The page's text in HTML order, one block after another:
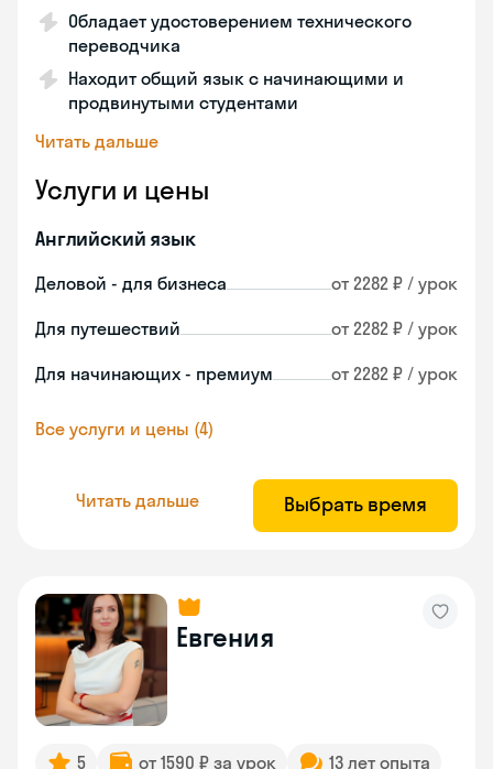
Обладает удостоверением технического
переводчика
Находит общий язык с начинающими и
продвинутыми студентами
Читать дальше
Услуги и цены
Английский язык
Деловой - для бизнеса от 2282 ₽ / урок
Для путешествий от 2282 ₽ / урок
Для начинающих - премиум от 2282 ₽ / урок
Все услуги и цены (4)
Читать дальше Выбрать время
Евгения
5 от 1590 ₽ за урок 13 лет опыта